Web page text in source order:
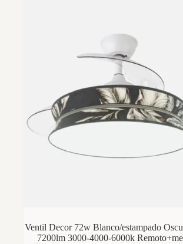
Ventil Decor 72w Blanco/estampado
7200lm 3000-4000-6000k